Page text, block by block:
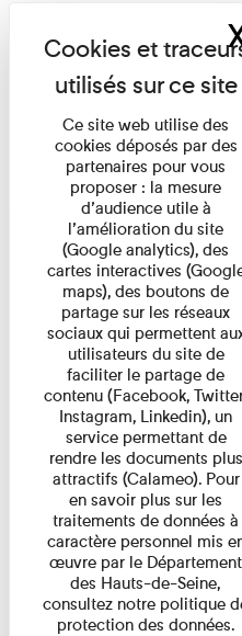
Ce site web utilise des
cookies déposés par des
partenaires pour vous
proposer : la mesure
d’audience utile à
l’amélioration du site
(Google analytics), des
cartes interactives
maps), des boutons de
partage sur les réseaux
sociaux qui permettent
utilisateurs du site de
faciliter le partage de
contenu (Facebook,
Instagram, Linkedin), un
service permettant de
rendre les documents plus
attractifs (Calameo). Pour
en savoir plus sur les
traitements de données à
caractère personnel mis
œuvre par le Département
des Hauts-de-Seine,
consultez notre politique
protection des données.